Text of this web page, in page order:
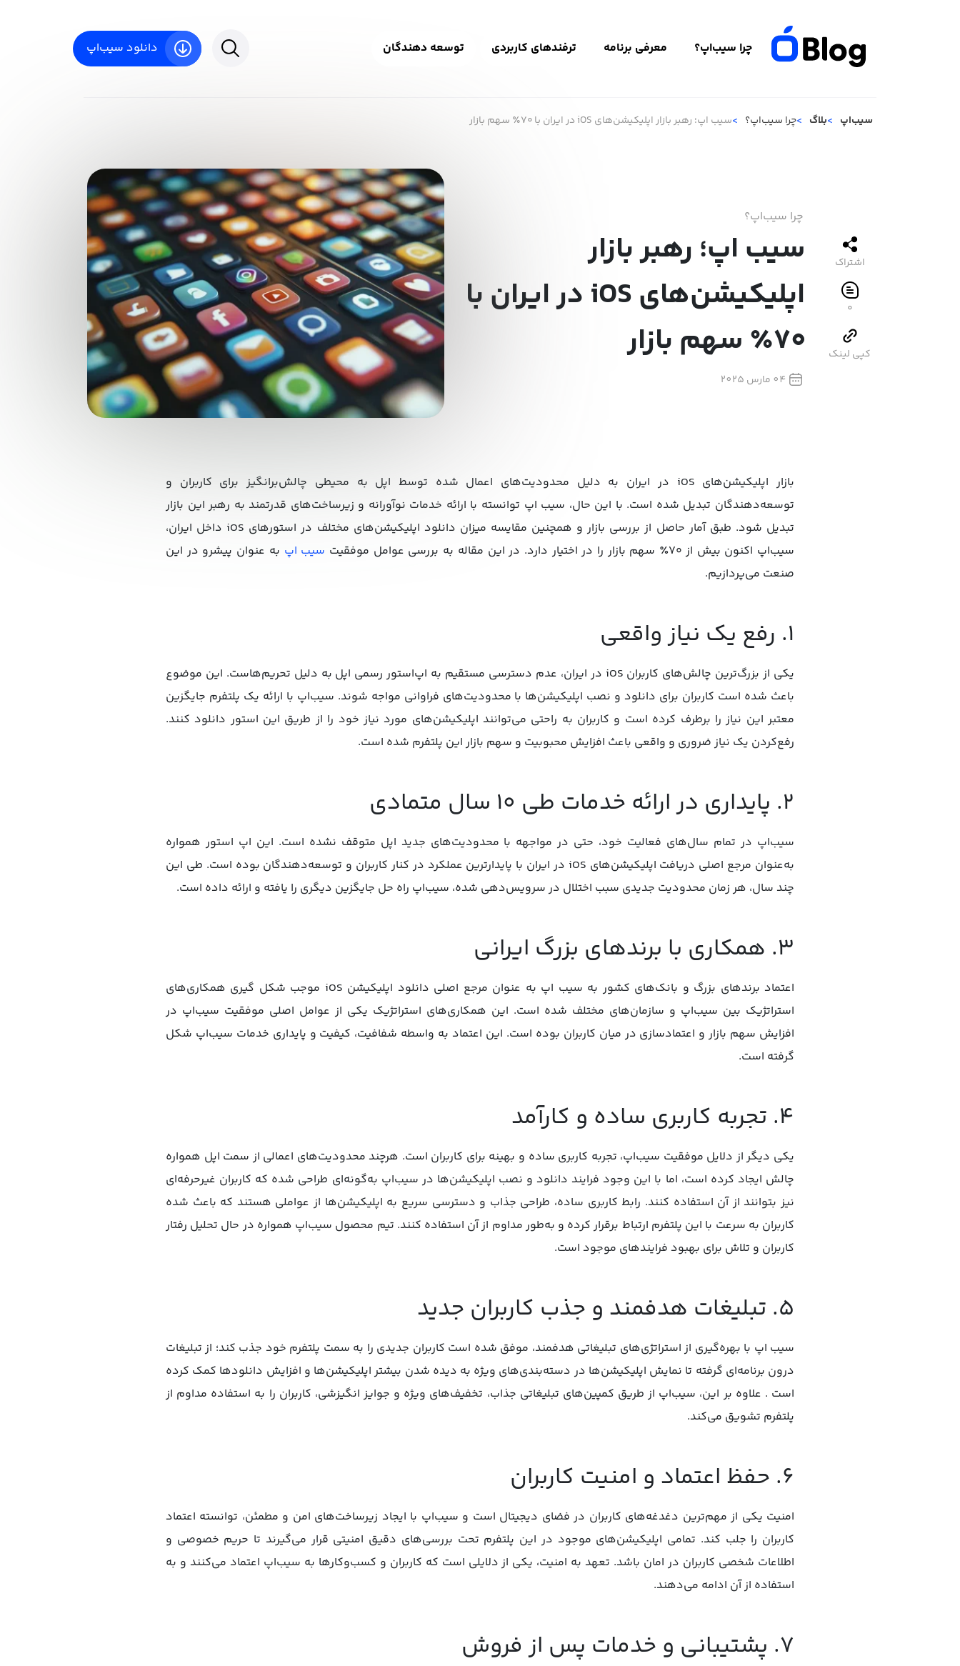
چرا سیب‌اپ؟ معرفی برنامه ترفندهای کاربردی توسعه دهندگان دانلود سیب‌اپ
سیب‌اپ بلاگ چرا سیب‌اپ؟ سیب اپ؛ رهبر بازار اپلیکیشن‌های iOS در ایران با ۷۰٪ سهم بازار
چرا سیب‌اپ؟
سیب اپ؛ رهبر بازار
اپلیکیشن‌های iOS در ایران با
۷۰٪ سهم بازار
04 مارس 2025
اشتراک
۰
کپی لینک
بازار اپلیکیشن‌های iOS در ایران به دلیل محدودیت‌های اعمال شده توسط اپل به محیطی چالش‌برانگیز برای کاربران و
توسعه‌دهندگان تبدیل شده است. با این حال، سیب اپ توانسته با ارائه خدمات نوآورانه و زیرساخت‌های قدرتمند به رهبر این بازار
تبدیل شود. طبق آمار حاصل از بررسی بازار و همچنین مقایسه میزان دانلود اپلیکیشن‌های مختلف در استورهای iOS داخل ایران،
سیب‌اپ اکنون بیش از ۷۰٪ سهم بازار را در اختیار دارد. در این مقاله به بررسی عوامل موفقیت
سیب اپ به عنوان پیشرو در این
صنعت می‌پردازیم.
۱. رفع یک نیاز واقعی
یکی از بزرگ‌ترین چالش‌های کاربران iOS در ایران، عدم دسترسی مستقیم به اپ‌استور رسمی اپل به دلیل تحریم‌هاست. این موضوع
باعث شده است کاربران برای دانلود و نصب اپلیکیشن‌ها با محدودیت‌های فراوانی مواجه شوند. سیب‌اپ با ارائه یک پلتفرم جایگزین
معتبر این نیاز را برطرف کرده است و کاربران به راحتی می‌توانند اپلیکیشن‌های مورد نیاز خود را از طریق این استور دانلود کنند.
رفع‌کردن یک نیاز ضروری و واقعی باعث افزایش محبوبیت و سهم بازار این پلتفرم شده است.
۲. پایداری در ارائه خدمات طی ۱۰ سال متمادی
سیب‌اپ در تمام سال‌های فعالیت خود، حتی در مواجهه با محدودیت‌های جدید اپل متوقف نشده است. این اپ استور همواره
به‌عنوان مرجع اصلی دریافت اپلیکیشن‌های iOS در ایران با پایدارترین عملکرد در کنار کاربران و توسعه‌دهندگان بوده است. طی این
چند سال، هر زمان محدودیت جدیدی سبب اختلال در سرویس‌دهی شده، سیب‌اپ راه حل جایگزین دیگری را یافته و ارائه داده است.
۳. همکاری با برندهای بزرگ ایرانی
اعتماد برندهای بزرگ و بانک‌های کشور به سیب اپ به عنوان مرجع اصلی دانلود اپلیکیشن iOS موجب شکل گیری همکاری‌های
استراتژیک بین سیب‌اپ و سازمان‌های مختلف شده است. این همکاری‌های استراتژیک یکی از عوامل اصلی موفقیت سیب‌اپ در
افزایش سهم بازار و اعتمادسازی در میان کاربران بوده است. این اعتماد به واسطه شفافیت، کیفیت و پایداری خدمات سیب‌اپ شکل
گرفته است.
۴. تجربه کاربری ساده و کارآمد
یکی دیگر از دلایل موفقیت سیب‌اپ، تجربه کاربری ساده و بهینه برای کاربران است. هرچند محدودیت‌های اعمالی از سمت اپل همواره
چالش ایجاد کرده است، اما با این وجود فرایند دانلود و نصب اپلیکیشن‌ها در سیب‌اپ به‌گونه‌ای طراحی شده که کاربران غیرحرفه‌ای
نیز بتوانند از آن استفاده کنند. رابط کاربری ساده، طراحی جذاب و دسترسی سریع به اپلیکیشن‌ها از عواملی هستند که باعث شده
کاربران به سرعت با این پلتفرم ارتباط برقرار کرده و به‌طور مداوم از آن استفاده کنند. تیم محصول سیب‌‌اپ همواره در حال تحلیل رفتار
کاربران و تلاش برای بهبود فرایندهای موجود است.
۵. تبلیغات هدفمند و جذب کاربران جدید
سیب اپ با بهره‌گیری از استراتژی‌های تبلیغاتی هدفمند، موفق شده است کاربران جدیدی را به سمت پلتفرم خود جذب کند؛ از تبلیغات
درون برنامه‌ای گرفته تا نمایش اپلیکیشن‌ها در دسته‌بندی‌های ویژه به دیده شدن بیشتر اپلیکیشن‌ها و افزایش دانلودها کمک کرده
است . علاوه بر این، سیب‌اپ از طریق کمپین‌های تبلیغاتی جذاب، تخفیف‌های ویژه و جوایز انگیزشی، کاربران را به استفاده مداوم از
پلتفرم تشویق می‌کند.
۶. حفظ اعتماد و امنیت کاربران
امنیت یکی از مهم‌ترین دغدغه‌های کاربران در فضای دیجیتال است و سیب‌اپ با ایجاد زیرساخت‌های امن و مطمئن، توانسته اعتماد
کاربران را جلب کند. تمامی اپلیکیشن‌های موجود در این پلتفرم تحت بررسی‌های دقیق امنیتی قرار می‌گیرند تا حریم خصوصی و
اطلاعات شخصی کاربران در امان باشد. تعهد به امنیت، یکی از دلایلی است که کاربران و کسب‌وکارها به سیب‌اپ اعتماد می‌کنند و به
استفاده از آن ادامه می‌دهند.
۷. پشتیبانی و خدمات پس از فروش